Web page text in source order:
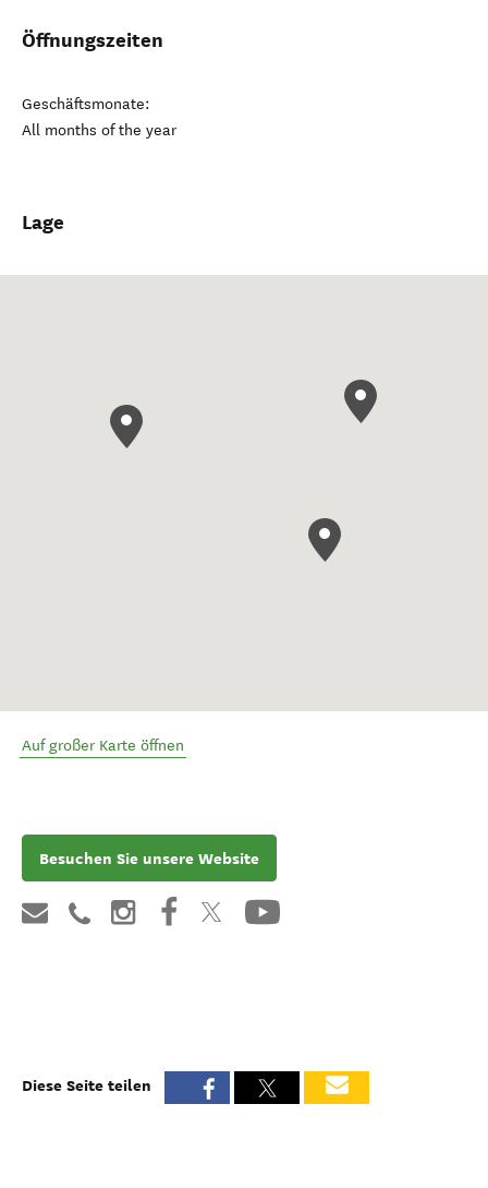
Öffnungszeiten
Geschäftsmonate:
All months of the year
Lage
Auf großer Karte öffnen
Besuchen Sie unsere Website
Diese Seite teilen